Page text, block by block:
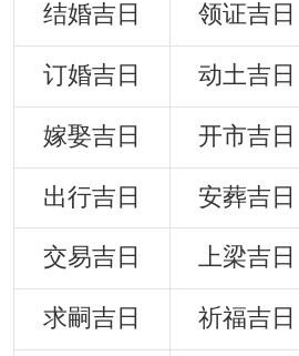
结婚吉日 领证吉日
订婚吉日 动土吉日
嫁娶吉日 开市吉日
出行吉日 安葬吉日
交易吉日 上梁吉日
求嗣吉日 祈福吉日